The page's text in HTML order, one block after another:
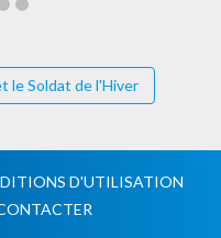
le Soldat de l'Hiver
D'UTILISATION